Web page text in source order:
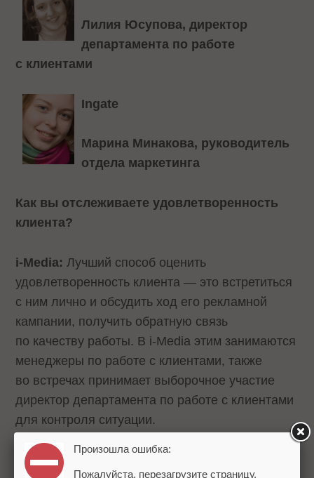
Лилия Юсупова, директор
департамента по работе
с клиентами
Ingate
Марина Минакова, руководитель
отдела маркетинга
Как вы отслеживаете удовлетворенность
клиента?
i-Media: Лучший способ оценить
удовлетворенность клиента — это встретиться
с ним лично и обсудить ход его рекламной
кампании, получить обратную связь
по качеству работы. В i-Media этим занимаются
менеджеры по работе с клиентами, также
во встречах принимает выборочное участие
директор департамента по работе с клиентами
для контроля ситуации.
Корпорация РБС:
Произошла ошибка:
Пожалуйста, перезагрузите страницу.